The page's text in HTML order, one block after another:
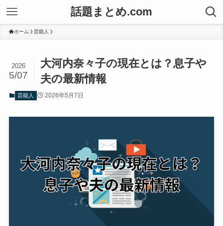
話題まとめ.com
ホーム 芸能人
大河内奈々子の現在とは？息子や
夫の最新情報
2026
5/07
芸能人 2026年5月7日